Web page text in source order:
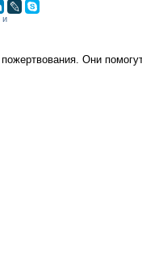
Они